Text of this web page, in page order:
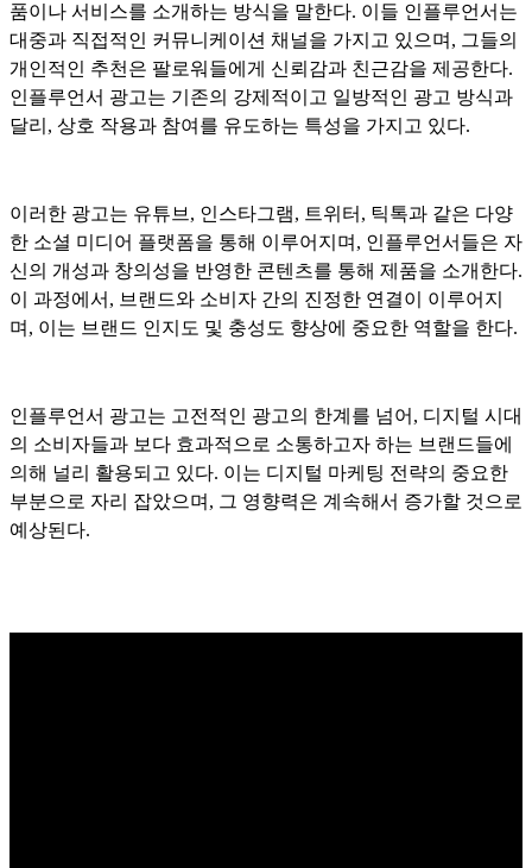
품이나 서비스를 소개하는 방식을 말한다. 이들 인플루언서는
대중과 직접적인 커뮤니케이션 채널을 가지고 있으며, 그들의
개인적인 추천은 팔로워들에게 신뢰감과 친근감을 제공한다.
인플루언서 광고는 기존의 강제적이고 일방적인 광고 방식과
달리, 상호 작용과 참여를 유도하는 특성을 가지고 있다.
이러한 광고는 유튜브, 인스타그램, 트위터, 틱톡과 같은 다양
한 소셜 미디어 플랫폼을 통해 이루어지며, 인플루언서들은 자
신의 개성과 창의성을 반영한 콘텐츠를 통해 제품을 소개한다.
이 과정에서, 브랜드와 소비자 간의 진정한 연결이 이루어지
며, 이는 브랜드 인지도 및 충성도 향상에 중요한 역할을 한다.
인플루언서 광고는 고전적인 광고의 한계를 넘어, 디지털 시대
의 소비자들과 보다 효과적으로 소통하고자 하는 브랜드들에
의해 널리 활용되고 있다. 이는 디지털 마케팅 전략의 중요한
부분으로 자리 잡았으며, 그 영향력은 계속해서 증가할 것으로
예상된다.